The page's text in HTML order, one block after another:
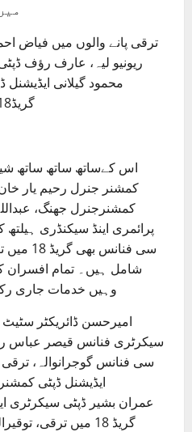
ترقی پانے والوں میں فیاض
ریونیو لیہ، عارف رؤف
محمود گیلانی
گریڈ18میں ترقی دی گئی ہیں۔
اس کےساتھ ساتھ ساتھ
کمشنر جنرل رحیم یار
کمشنرجنرل جھنگ،
پرائمری اینڈ سیکنڈری
سی
وہیں خدمات جاری
امیرحسن ڈائریکٹر سٹیٹ
سیکرٹری فنانس قیصر عباس
سی فنانس گوجرانوالہ، ترقی
ایڈیشنل ڈپٹی
عمران بشیر ڈپٹی سیکرٹری